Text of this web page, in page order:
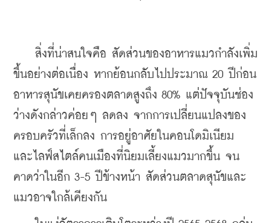
สิ่งที่น่าสนใจคือ สัดส่วนของอาหารแมวกำลังเพิ่ม
ขึ้นอย่างต่อเนื่อง หากย้อนกลับไปประมาณ 20 ปีก่อน
อาหารสุนัขเคยครองตลาดสูงถึง 80% แต่ปัจจุบันช่อง
ว่างดังกล่าวค่อยๆ ลดลง จากการเปลี่ยนแปลงของ
ครอบครัวที่เล็กลง การอยู่อาศัยในคอนโดมิเนียม
และไลฟ์สไตล์คนเมืองที่นิยมเลี้ยงแมวมากขึ้น จน
คาดว่าในอีก 3-5 ปีข้างหน้า สัดส่วนตลาดสุนัขและ
แมวอาจใกล้เคียงกัน